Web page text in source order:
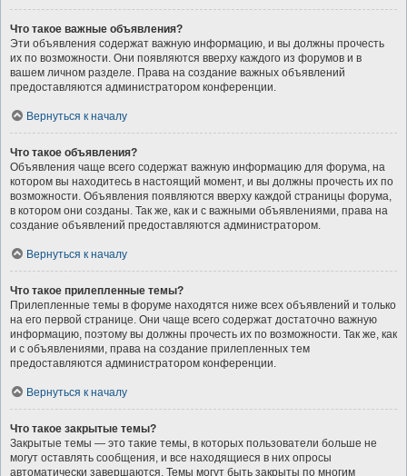
Что такое важные объявления?
Эти объявления содержат важную информацию, и вы должны прочесть
их по возможности. Они появляются вверху каждого из форумов и в
вашем личном разделе. Права на создание важных объявлений
предоставляются администратором конференции.
Вернуться к началу
Что такое объявления?
Объявления чаще всего содержат важную информацию для форума, на
котором вы находитесь в настоящий момент, и вы должны прочесть их по
возможности. Объявления появляются вверху каждой страницы форума,
в котором они созданы. Так же, как и с важными объявлениями, права на
создание объявлений предоставляются администратором.
Вернуться к началу
Что такое прилепленные темы?
Прилепленные темы в форуме находятся ниже всех объявлений и только
на его первой странице. Они чаще всего содержат достаточно важную
информацию, поэтому вы должны прочесть их по возможности. Так же, как
и с объявлениями, права на создание прилепленных тем
предоставляются администратором конференции.
Вернуться к началу
Что такое закрытые темы?
Закрытые темы — это такие темы, в которых пользователи больше не
могут оставлять сообщения, и все находящиеся в них опросы
автоматически завершаются. Темы могут быть закрыты по многим